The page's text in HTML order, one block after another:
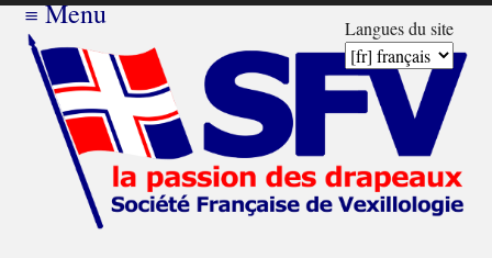
Langues du site
≡Menu